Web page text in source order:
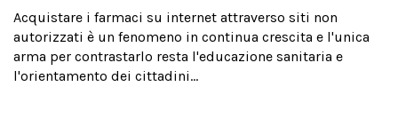
Acquistare i farmaci su internet attraverso siti non
autorizzati è un fenomeno in continua crescita e l'unica
arma per contrastarlo resta l'educazione sanitaria e
l'orientamento dei cittadini...